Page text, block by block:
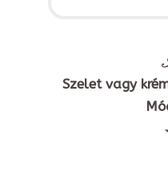
Szelet vagy